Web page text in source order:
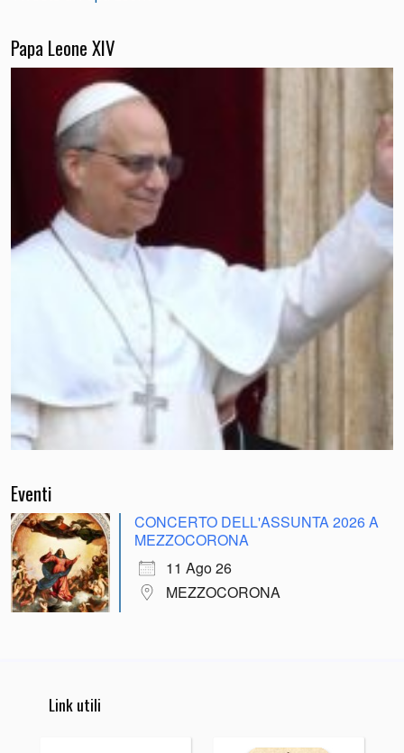
Papa Leone XIV
Eventi
CONCERTO DELL'ASSUNTA 2026 A
MEZZOCORONA
11 Ago 26
MEZZOCORONA
Link utili